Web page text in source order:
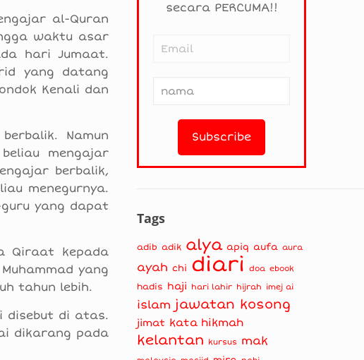
al-Quran
waktu asar
hari Jumaat.
yang datang
Kenali dan
Namun
mengajar
berbalik,
menegurnya.
yang dapat
Qiraat kepada
yang
tahun lebih.
disebut di atas.
dikarang pada
secara PERCUMA!!
Tags
adib adik alya apiq aufa aura
ayah chi diari doa ebook
hadis haji hari lahir hijrah imej ai
islam jawatan kosong
jimat kata hikmah
kelantan kursus mak